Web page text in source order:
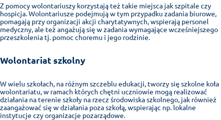
Z pomocy wolontariuszy korzystają też takie miejsca jak szpitale czy
hospicja. Wolontariusze podejmują w tym przypadku zadania biurowe,
pomagają przy organizacji akcji charytatywnych, wspierają personel
medyczny, ale też angażują się w zadania wymagające wcześniejszego
przeszkolenia tj. pomoc choremu i jego rodzinie.
Wolontariat szkolny
W wielu szkołach, na różnym szczeblu edukacji, tworzy się szkolne koła
wolontariatu, w ramach których chętni uczniowie mogą realizować
działania na terenie szkoły na rzecz środowiska szkolnego, jak również
zaangażować się w działania poza szkołą, wspierając np. lokalne
instytucje czy organizacje pozarządowe.